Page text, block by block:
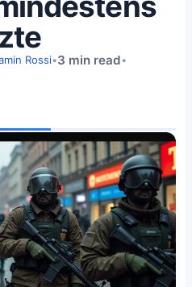
Rossi•3 min read•